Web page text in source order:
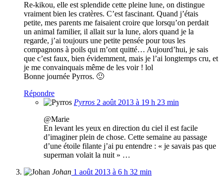
Re-kikou, elle est splendide cette pleine lune, on distingue
vraiment bien les cratères. C’est fascinant. Quand j’étais
petite, mes parents me faisaient croire que lorsqu’on perdait
un animal familier, il allait sur la lune, alors quand je la
regarde, j’ai toujours une petite pensée pour tous les
compagnons à poils qui m’ont quitté… Aujourd’hui, je sais
que c’est faux, bien évidemment, mais je l’ai longtemps cru, et
je me convainquais même de les voir ! lol
Bonne journée Pyrros. 🙂
Répondre
Pyrros 2 août 2013 à 19 h 23 min
@Marie
En levant les yeux en direction du ciel il est facile
d’imaginer plein de chose. Cette semaine au passage
d’une étoile filante j’ai pu entendre : « je savais pas que
superman volait la nuit » …
Johan 1 août 2013 à 6 h 32 min